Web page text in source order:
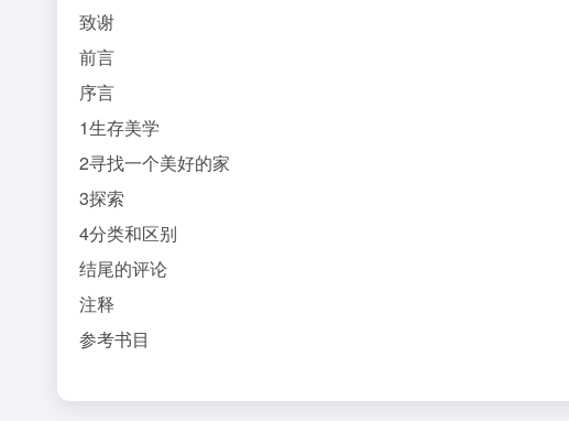
致谢
前言
序言
1生存美学
2寻找一个美好的家
3探索
4分类和区别
结尾的评论
注释
参考书目